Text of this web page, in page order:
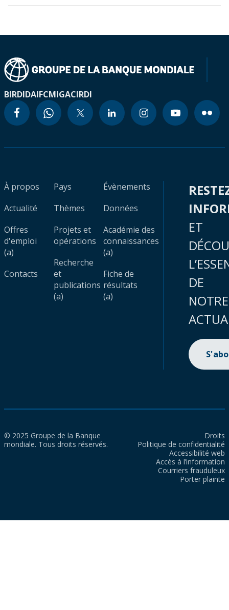
BIRDIDAIFCMIGACIRDI
À propos
Actualité
Offres
d'emploi
(a)
Contacts
Pays
Thèmes
Projets et
opérations
Recherche
et
publications
(a)
Évènements
Données
Académie des
connaissances
(a)
Fiche de
résultats
(a)
ET
DE
NOTRE
© 2025 Groupe de la Banque
mondiale. Tous droits réservés.
Droits
Politique de confidentialité
Accessibilité web
Accès à l’information
Courriers frauduleux
Porter plainte